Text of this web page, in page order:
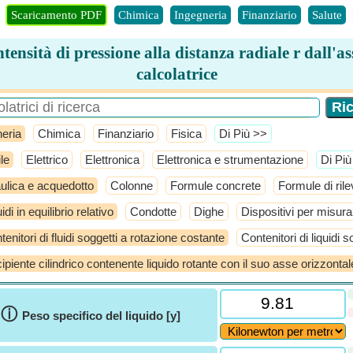
Scaricamento PDF Chimica Ingegneria Finanziario Salute
di pressione alla distanza radiale r
calcolatrice
Chimica Finanziario Fisica
​Di Più >>
Elettrico Elettronica Elettronica e strumentazione
​Di
e acquedotto
Colonne Formule concrete Formule di
in equilibrio relativo
Condotte Dighe Dispositivi per
di fluidi soggetti a rotazione costante
Contenitori di liquidi
cilindrico contenente liquido rotante con il suo asse
ⓘ Peso specifico del liquido [y]